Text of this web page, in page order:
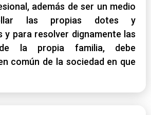
además de ser un medio
las propias dotes y
y para resolver dignamente las
de la propia familia, debe
común de la sociedad en que